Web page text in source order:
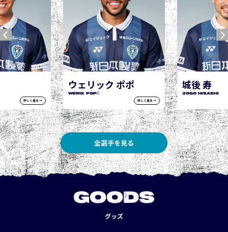
詳しく見る →
ウェリック ポポ
WERIK POPÓ
詳しく見る →
城後 寿
JOGO Hisashi
全選手を見る
GOODS
グッズ